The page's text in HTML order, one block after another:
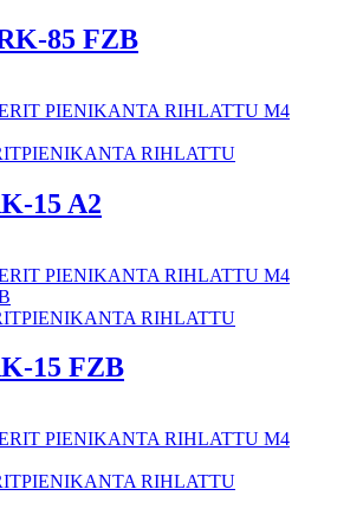
85 FZB
PIENIKANTA RIHLATTU
15 A2
PIENIKANTA RIHLATTU
15 FZB
PIENIKANTA RIHLATTU